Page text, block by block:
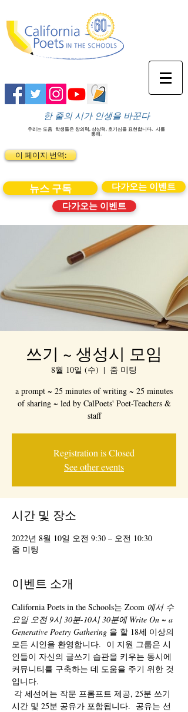
한 줄의 시가 인생을 바꾼다
우리는 도움 학생들은 창의력, 상상력, 호기심을 표현합니다. 시를
통해.
이 페이지 번역:
뉴스 구독
다가오는 이벤트
다가오는 이벤트
쓰기 ~ 생성시 모임
8월 10일 (수)
  |
줌 미팅
a prompt ~ 25 minutes of writing ~ 25 minutes
of sharing ~ led by CalPoets' Poet-Teachers &
staff
Registration is Closed
See other events
시간 및 장소
2022년 8월 10일 오전 9:30 – 오전 10:30
줌 미팅
이벤트 소개
California Poets in the Schools는 Zoom 에서 수
요일 오전 9시 30분-10시 30분에 Write On ~ a
Generative Poetry Gathering 을 할 18세 이상의
모든 시인을 환영합니다.  이 지원 그룹은 시
인들이 자신의 글쓰기 습관을 키우는 동시에
커뮤니티를 구축하는 데 도움을 주기 위한 것
입니다.
시간 및 25분 공유가 포함됩니다.  공유는 선